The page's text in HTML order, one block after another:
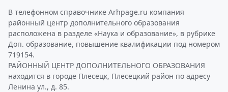
В телефонном справочнике Arhpage.ru компания
районный центр дополнительного образования
расположена в разделе «Наука и образование», в рубрике
Доп. образование, повышение квалификации под номером
719154.
РАЙОННЫЙ ЦЕНТР ДОПОЛНИТЕЛЬНОГО ОБРАЗОВАНИЯ
находится в городе Плесецк, Плесецкий район по адресу
Ленина ул., д. 85.